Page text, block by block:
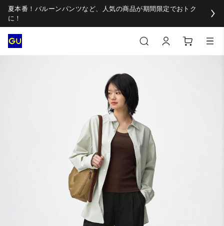
夏本番！バルーンパンツなど、人気の商品が期間限定でおトク
に！